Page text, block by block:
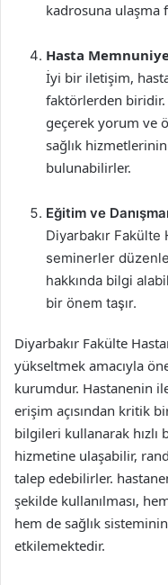
kadrosuna ulaşma
Hasta
İyi bir iletişim,
faktörlerden biridir.
geçerek yorum ve
sağlık
bulunabilirler.
Eğitim ve
Diyarbakır
seminerler
hakkında bilgi
bir önem taşır.
Diyarbakır Fakülte
yükseltmek amacıyla
kurumdur. Hastanenin
erişim açısından kritik
bilgileri kullanarak hızlı
hizmetine ulaşabilir,
talep edebilirler.
şekilde kullanılması,
hem de sağlık
etkilemektedir.